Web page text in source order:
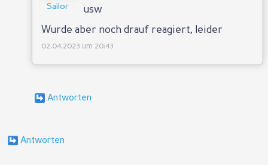
Sailor
usw
Wurde aber noch drauf reagiert, leider
02.04.2023 um 20:43